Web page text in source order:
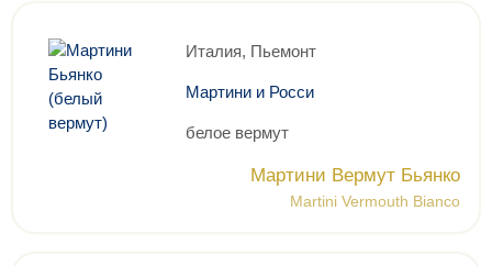
Италия, Пьемонт
Мартини и Росси
белое вермут
Мартини Вермут Бьянко
Martini Vermouth Bianco